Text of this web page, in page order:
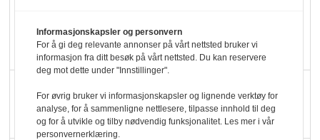
Økologisk Norge sin
hederspris
Blir enklere å velge
økologisk i butikkhylla
Informasjonskapsler og personvern
For å gi deg relevante annonser på vårt nettsted bruker vi
informasjon fra ditt besøk på vårt nettsted. Du kan reservere
deg mot dette under "Innstillinger".
For øvrig bruker vi informasjonskapsler og lignende verktøy for
analyse, for å sammenligne nettlesere, tilpasse innhold til deg
og for å utvikle og tilby nødvendig funksjonalitet. Les mer i vår
personvernerklæring.